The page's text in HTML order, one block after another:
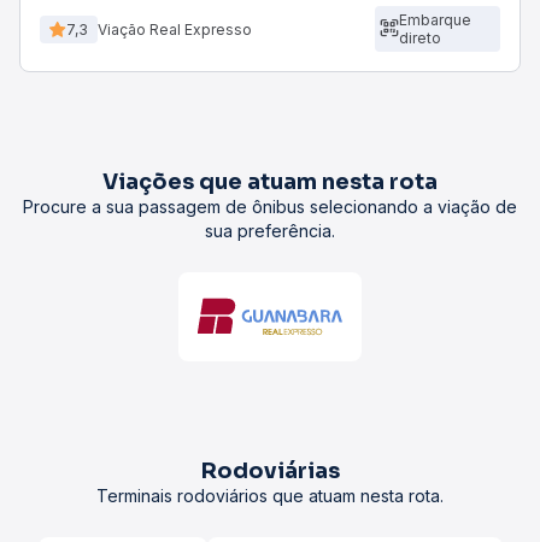
7,3 Viação Real Expresso
Embarque
direto
Viações que atuam nesta rota
Procure a sua passagem de ônibus selecionando a viação de
sua preferência.
Rodoviárias
Terminais rodoviários que atuam nesta rota.